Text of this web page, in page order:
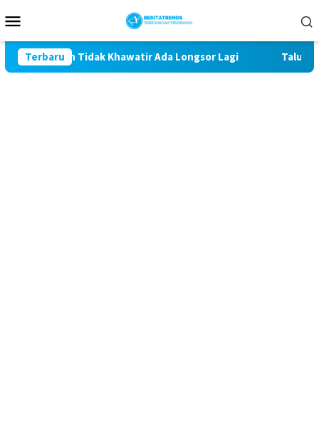
ke
Mobile
Terbaru
Tidak Khawatir Ada Longsor Lagi Talud Rampung,